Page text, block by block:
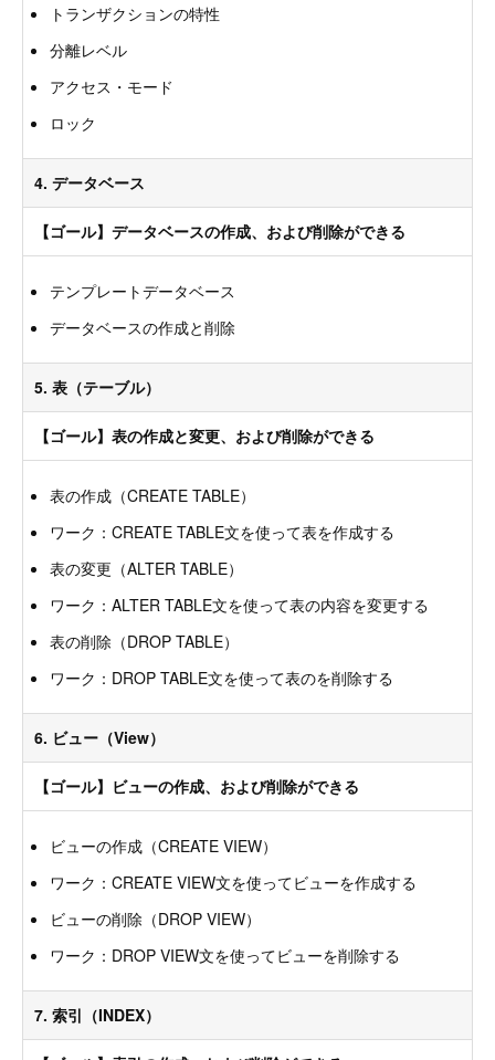
トランザクションの特性
分離レベル
アクセス・モード
ロック
4. データベース
【ゴール】データベースの作成、および削除ができる
テンプレートデータベース
データベースの作成と削除
5. 表（テーブル）
【ゴール】表の作成と変更、および削除ができる
表の作成（CREATE TABLE）
ワーク：CREATE TABLE文を使って表を作成する
表の変更（ALTER TABLE）
ワーク：ALTER TABLE文を使って表の内容を変更する
表の削除（DROP TABLE）
ワーク：DROP TABLE文を使って表のを削除する
6. ビュー（View）
【ゴール】ビューの作成、および削除ができる
ビューの作成（CREATE VIEW）
ワーク：CREATE VIEW文を使ってビューを作成する
ビューの削除（DROP VIEW）
ワーク：DROP VIEW文を使ってビューを削除する
7. 索引（INDEX）